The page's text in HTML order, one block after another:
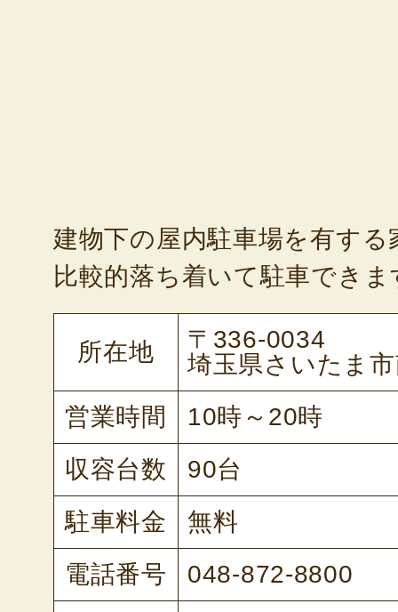
建物下の屋内駐車場を有す
比較的落ち着いて駐車できま
所在地
〒336-0034
埼玉県さいたま
営業時間
10時～20時
収容台数
90台
駐車料金
無料
電話番号
048-872-8800